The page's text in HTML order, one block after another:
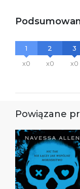
1
x0
2
x0
3
x0
Powiązane